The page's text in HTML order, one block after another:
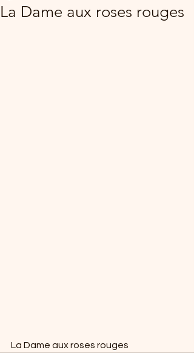
La Dame aux roses rouges
La Dame aux roses rouges